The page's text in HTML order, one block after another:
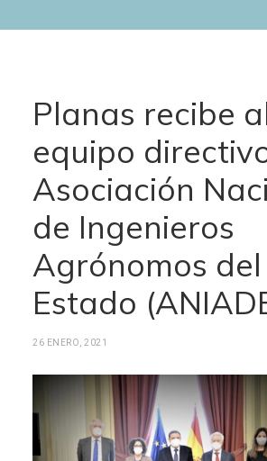
Planas recibe
equipo
Asociación
de Ingenieros
Agrónomos del
Estado
26 ENERO, 2021